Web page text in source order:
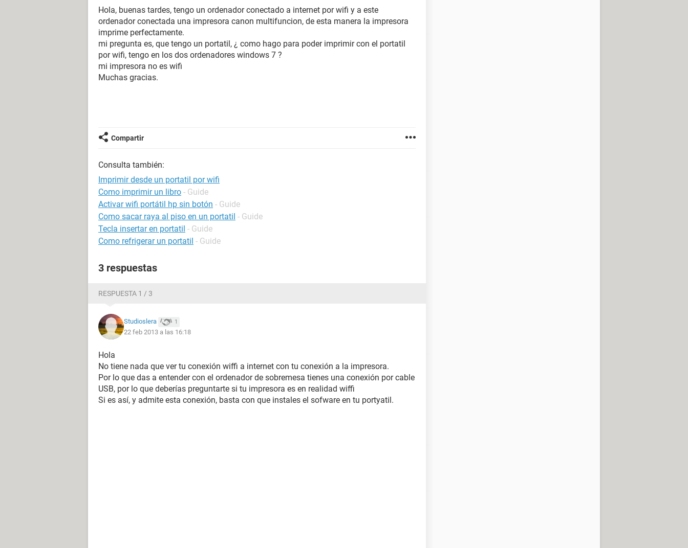
Hola, buenas tardes, tengo un ordenador conectado a internet por wifi y a este
ordenador conectada una impresora canon multifuncion, de esta manera la impresora
imprime perfectamente.
mi pregunta es, que tengo un portatil, ¿ como hago para poder imprimir con el portatil
por wifi, tengo en los dos ordenadores windows 7 ?
mi impresora no es wifi
Muchas gracias.
Compartir
Consulta también:
Imprimir desde un portatil por wifi
Como imprimir un libro - Guide
Activar wifi portátil hp sin botón - Guide
Como sacar raya al piso en un portatil - Guide
Tecla insertar en portatil - Guide
Como refrigerar un portatil - Guide
3 respuestas
RESPUESTA 1 / 3
Studioslera 1
22 feb 2013 a las 16:18
Hola
No tiene nada que ver tu conexión wiffi a internet con tu conexión a la impresora.
Por lo que das a entender con el ordenador de sobremesa tienes una conexión por cable
USB, por lo que deberías preguntarte si tu impresora es en realidad wiffi
Si es así, y admite esta conexión, basta con que instales el sofware en tu portyatil.